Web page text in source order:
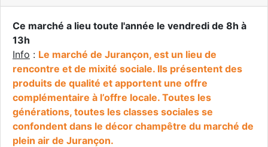
Ce marché a lieu toute l'année le vendredi de 8h à
13h
Info : Le marché de Jurançon, est un lieu de
rencontre et de mixité sociale. Ils présentent des
produits de qualité et apportent une offre
complémentaire à l’offre locale. Toutes les
générations, toutes les classes sociales se
confondent dans le décor champêtre du marché de
plein air de Jurançon.